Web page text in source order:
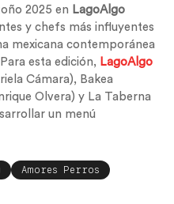
2025 en LagoAlgo
y chefs más influyentes
mexicana contemporánea
esta edición, LagoAlgo
Cámara), Bakea
Olvera) y La Taberna
un menú
Amores Perros